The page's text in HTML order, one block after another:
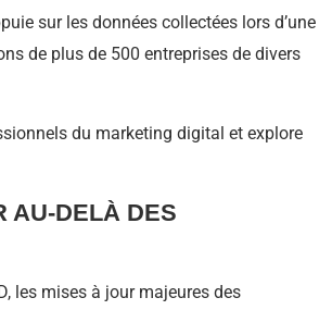
sur les données collectées lors d’une
de plus de 500 entreprises de divers
du marketing digital et explore
AU-DELÀ DES
les mises à jour majeures des